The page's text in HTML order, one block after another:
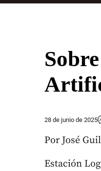
28 de junio de 2025
Por José
Estación